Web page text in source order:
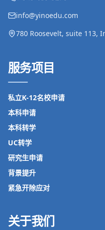
info@yinoedu.com
780 Roosevelt, suite 113,
服务项目
私立K-12名校申请
本科申请
本科转学
UC转学
研究生申请
背景提升
紧急开除应对
关于我们